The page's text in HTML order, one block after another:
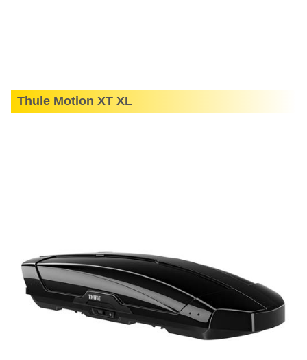
Thule Motion XT XL